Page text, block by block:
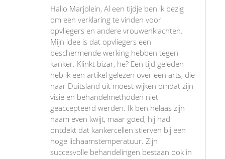
Hallo Marjolein, Al een tijdje ben ik bezig
om een verklaring te vinden voor
opvliegers en andere vrouwenklachten.
Mijn idee is dat opvliegers een
beschermende werking hebben tegen
kanker. Klinkt bizar, he? Een tijd geleden
heb ik een artikel gelezen over een arts, die
naar Duitsland uit moest wijken omdat zijn
visie en behandelmethoden niet
geaccepteerd werden. Ik ben helaas zijn
naam even kwijt, maar goed, hij had
ontdekt dat kankercellen stierven bij een
hoge lichaamstemperatuur. Zijn
succesvolle behandelingen bestaan ook in